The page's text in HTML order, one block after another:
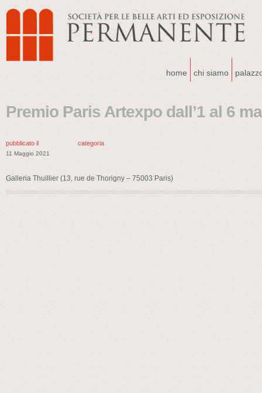
home chi siamo
Premio Paris Artexpo dall’1 al 6
pubblicato il
11 Maggio 2021
categoria
Galleria Thuillier (13, rue de Thorigny – 75003 Paris)